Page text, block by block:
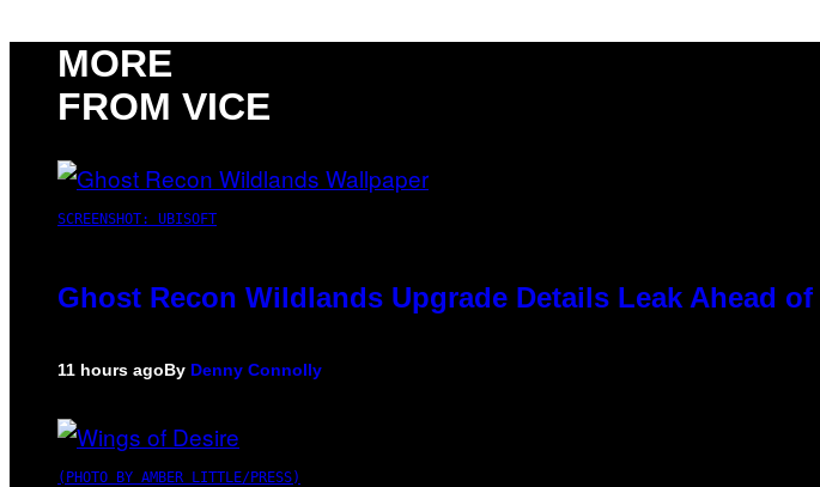
MORE
FROM VICE
SCREENSHOT: UBISOFT
Ghost Recon Wildlands Upgrade Details Leak Ahead
11 hours agoBy Denny Connolly
(PHOTO BY AMBER LITTLE/PRESS)